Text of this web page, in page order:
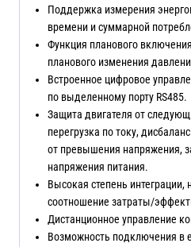
Поддержка измерения
времени и суммарной
Функция планового
планового изменения
Встроенное цифровое
по выделенному порту RS485.
Защита двигателя от
перегрузка по току,
от превышения напряжения,
напряжения питания.
Высокая степень
соотношение затраты/
Дистанционное управление
Возможность подключения в